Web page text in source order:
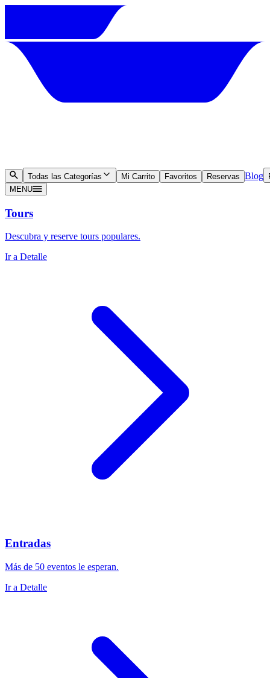
Todas las Categorías Mi Carrito Favoritos Reservas Blog
MENU
Tours
Descubra y reserve tours populares.
Ir a Detalle
Entradas
Más de 50 eventos le esperan.
Ir a Detalle